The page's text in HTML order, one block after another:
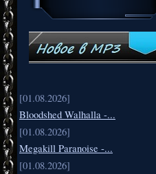
[01.08.2026]
Bloodshed Walhalla -...
[01.08.2026]
Megakill Paranoise -...
[01.08.2026]